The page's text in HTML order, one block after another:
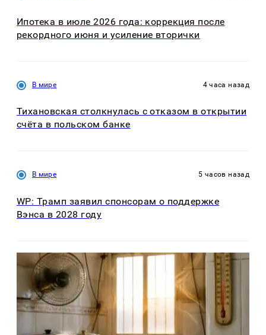
Ипотека в июле 2026 года: коррекция после
рекордного июня и усиление вторички
В мире 4 часа назад
Тихановская столкнулась с отказом в открытии
счёта в польском банке
В мире 5 часов назад
WP: Трамп заявил спонсорам о поддержке
Вэнса в 2028 году